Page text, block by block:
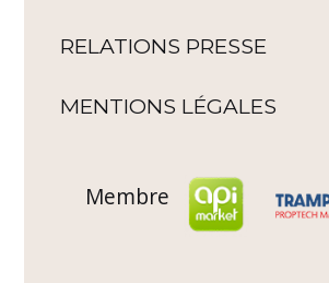
RELATIONS PRESSE
MENTIONS LÉGALES
Membre